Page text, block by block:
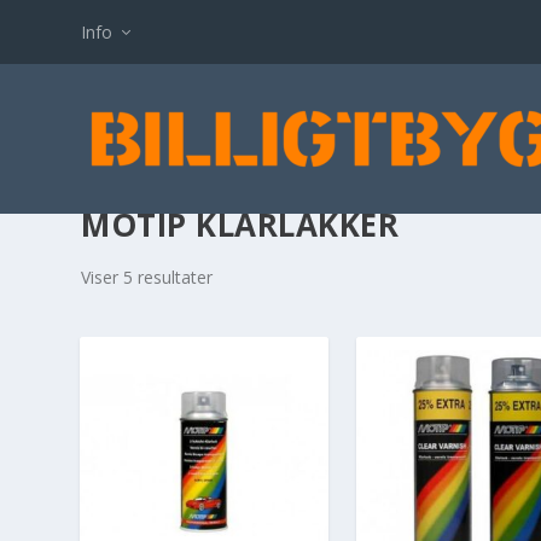
Info
MOTIP KLARLAKKER
Viser 5 resultater